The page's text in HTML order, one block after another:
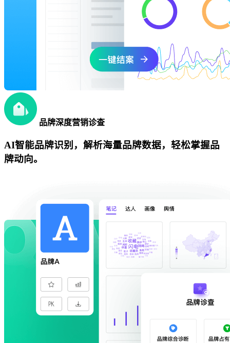
品牌深度营销诊查
AI智能品牌识别，解析海量品牌数据，轻松掌握品
牌动向。